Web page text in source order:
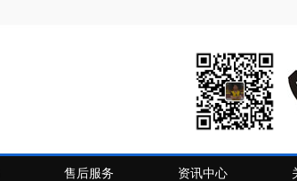
售后服务 资讯中心